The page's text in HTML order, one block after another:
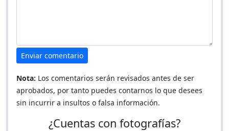
Enviar comentario
Nota: Los comentarios serán revisados antes de ser
aprobados, por tanto puedes contarnos lo que desees
sin incurrir a insultos o falsa información.
¿Cuentas con fotografías?